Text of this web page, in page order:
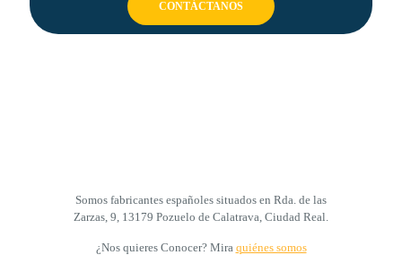
CONTÁCTANOS
Somos fabricantes españoles situados en Rda. de las
Zarzas, 9, 13179 Pozuelo de Calatrava, Ciudad Real.
¿Nos quieres Conocer? Mira quiénes somos